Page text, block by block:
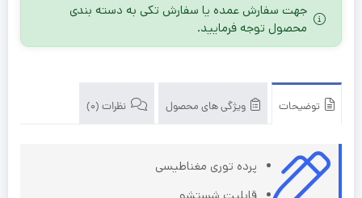
جهت سفارش عمده یا سفارش تکی به دسته بندی
محصول توجه فرمایید.
توضیحات ویژگی های محصول نظرات (0)
پرده توری مغناطیسی